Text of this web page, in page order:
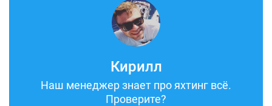
Кирилл
Наш менеджер знает про яхтинг всё.
Проверите?